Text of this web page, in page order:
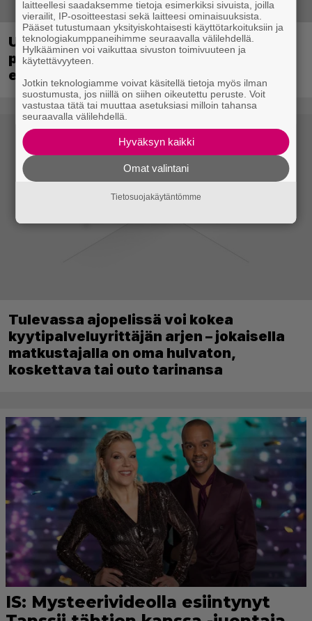
Ubisoft vahvisti uuden Ghost Recon -
pelin – kutsuu pelaajat mukaan
ennakkotestiin
Tulevassa ajopelissä voi kokea
kyytipalveluyrittäjän arjen – jokaisella
matkustajalla on oma hulvaton,
koskettava tai outo tarinansa
laitteellesi saadaksemme tietoja esimerkiksi sivuista, joilla
vierailit, IP-osoitteestasi sekä laitteesi ominaisuuksista.
Pääset tutustumaan yksityiskohtaisesti käyttötarkoituksiin ja
teknologiakumppaneihimme seuraavalla välilehdellä.
Hylkääminen voi vaikuttaa sivuston toimivuuteen ja
käytettävyyteen.
Jotkin teknologiamme voivat käsitellä tietoja myös ilman
suostumusta, jos niillä on siihen oikeutettu peruste. Voit
vastustaa tätä tai muuttaa asetuksiasi milloin tahansa
seuraavalla välilehdellä.
Hyväksyn kaikki
Omat valintani
Tietosuojakäytäntömme